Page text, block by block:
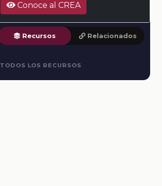
Conoce al CREA
Recursos Relacionados
TODOS LOS RECURSOS